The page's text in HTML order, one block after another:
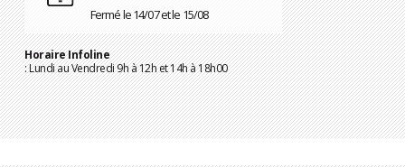
Fermé le 14/07 et le 15/08
Horaire Infoline
: Lundi au Vendredi 9h à 12h et 14h à 18h00